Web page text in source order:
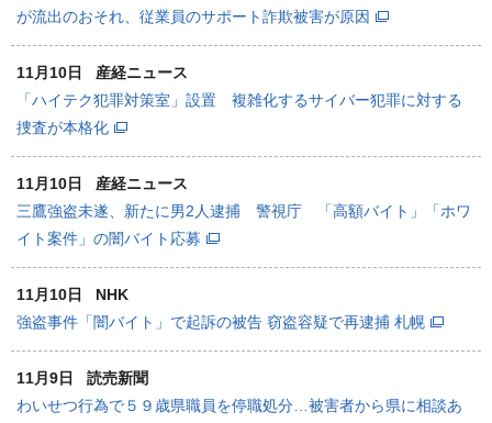
が流出のおそれ、従業員のサポート詐欺被害が原因
11月10日
産経ニュース
「ハイテク犯罪対策室」設置 複雑化するサイバー犯罪に対する
捜査が本格化
11月10日
産経ニュース
三鷹強盗未遂、新たに男2人逮捕 警視庁 「高額バイト」「ホワ
イト案件」の闇バイト応募
11月10日
NHK
強盗事件「闇バイト」で起訴の被告 窃盗容疑で再逮捕 札幌
11月9日
読売新聞
わいせつ行為で５９歳県職員を停職処分…被害者から県に相談あ